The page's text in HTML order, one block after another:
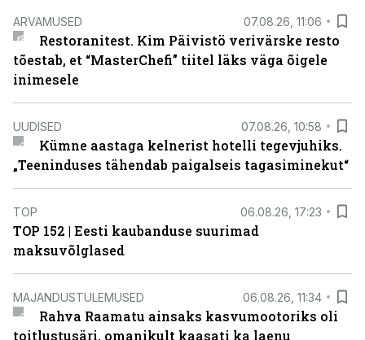
ARVAMUSED 07.08.26, 11:06
Restoranitest. Kim Päivistö verivärske resto
tõestab, et “MasterChefi” tiitel läks väga õigele
inimesele
UUDISED 07.08.26, 10:58
Kümne aastaga kelnerist hotelli tegevjuhiks.
„Teeninduses tähendab paigalseis tagasiminekut“
TOP 06.08.26, 17:23
TOP 152 | Eesti kaubanduse suurimad
maksuvõlglased
MAJANDUSTULEMUSED 06.08.26, 11:34
Rahva Raamatu ainsaks kasvumootoriks oli
toitlustusäri, omanikult kaasati ka laenu